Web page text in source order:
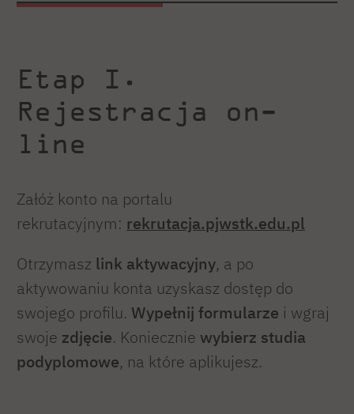
Etap I.
Rejestracja on-
line
Załóż konto na portalu
rekrutacyjnym: rekrutacja.pjwstk.edu.pl
Otrzymasz link aktywacyjny, a po
aktywowaniu konta uzyskasz dostęp do
swojego profilu. Wypełnij formularze i wgraj
swoje zdjęcie. Koniecznie wybierz studia
podyplomowe, na które aplikujesz.